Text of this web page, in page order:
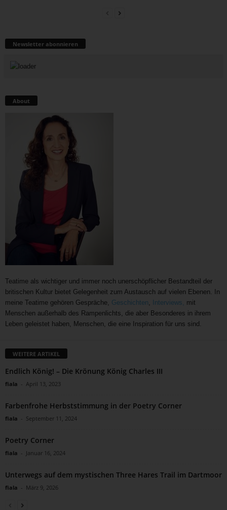
Newsletter abonnieren
About
Teatime als wichtiger und immer noch unerschöpflicher Bestandteil der
britischen Kultur bietet Gelegenheit zum Austausch auf vielen Ebenen. In
meine Teatime gehören Gespräche, Geschichten Interviews,
mit
Menschen außerhalb des Rampenlichts, die aber Besonderes in ihrem
Leben geleistet haben, Menschen, die eine Inspiration für uns sind.
WEITERE ARTIKEL
Endlich König! – Die Krönung König Charles III
fiala - April 13, 2023
Farbenfrohe Herbststimmung in der Poetry Corner
fiala - September 11, 2024
Poetry Corner
fiala - Januar 16, 2024
Unterwegs auf dem mystischen Three Hares Trail im Dartmoor
fiala - März 9, 2026